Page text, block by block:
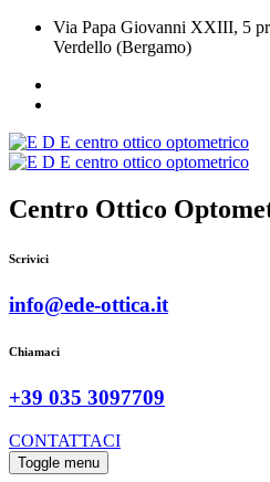
Via Papa Giovanni XXIII, 5
Verdello (Bergamo)
Centro Ottico
Scrivici
info@ede-ottica.it
Chiamaci
+39 035 3097709
CONTATTACI
Toggle menu